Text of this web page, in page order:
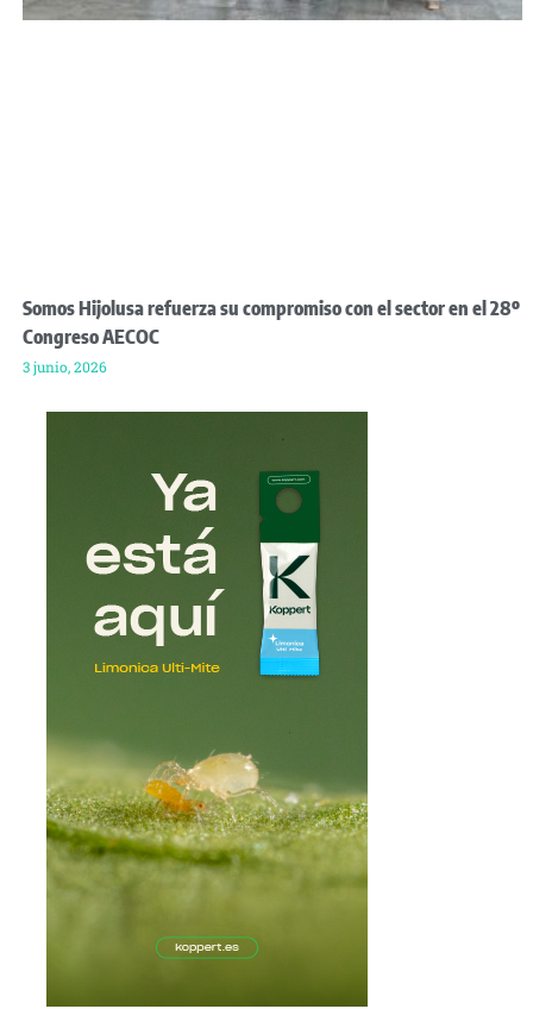
Somos Hijolusa refuerza su compromiso con el sector en el 28º
Congreso AECOC
3 junio, 2026